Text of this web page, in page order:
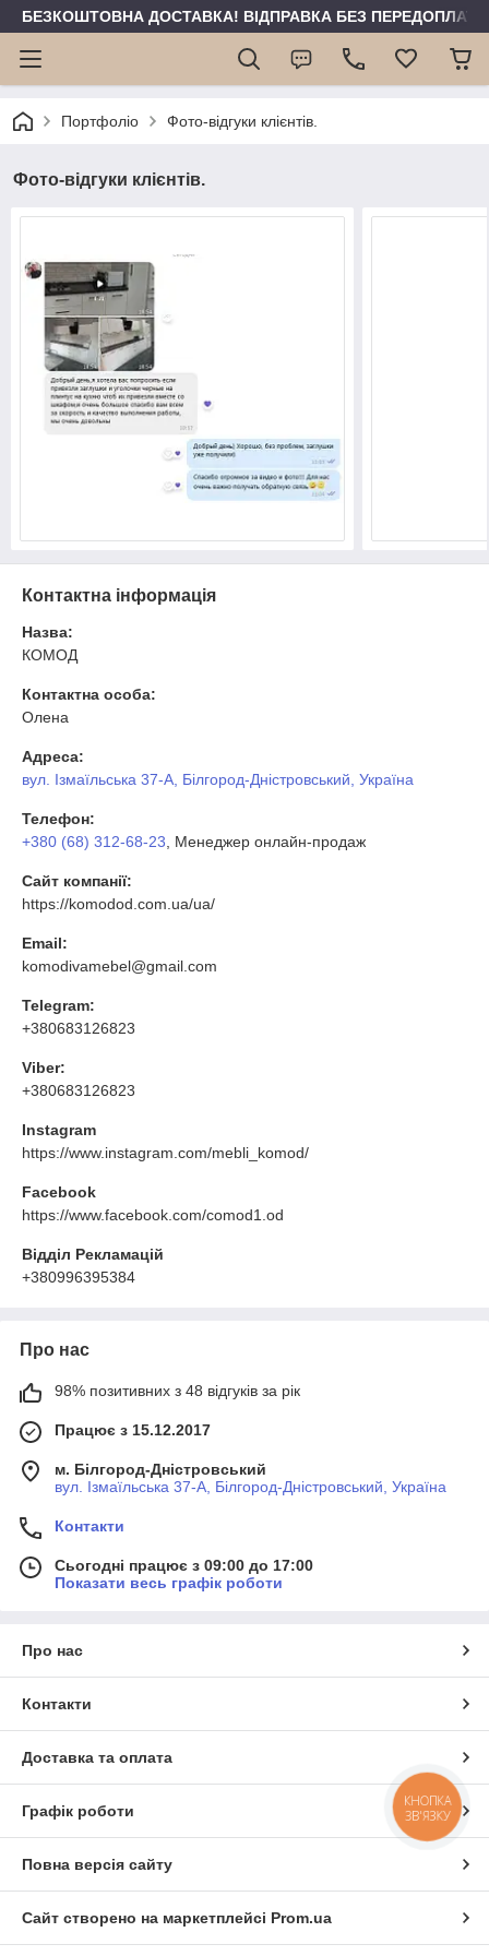
БЕЗКОШТОВНА ДОСТАВКА! ВІДПРАВКА БЕЗ ПЕРЕДОПЛАТИ
Портфоліо Фото-відгуки клієнтів.
Фото-відгуки клієнтів.
Контактна інформація
Назва:
КОМОД
Контактна особа:
Олена
Адреса:
вул. Ізмаїльська 37-А, Білгород-Дністровський, Україна
Телефон:
+380 (68) 312-68-23 , Менеджер онлайн-продаж
Сайт компанії:
https://komodod.com.ua/ua/
Email:
komodivamebel@gmail.com
Telegram:
+380683126823
Viber:
+380683126823
Instagram
https://www.instagram.com/mebli_komod/
Facebook
https://www.facebook.com/comod1.od
Відділ Рекламацій
+380996395384
Про нас
98% позитивних з 48 відгуків за рік
Працює з 15.12.2017
м. Білгород-Дністровський
вул. Ізмаїльська 37-А, Білгород-Дністровський, Україна
Контакти
Сьогодні працює з 09:00 до 17:00
Показати весь графік роботи
Про нас
Контакти
Доставка та оплата
Графік роботи
Повна версія сайту
Сайт створено на маркетплейсі Prom.ua
КНОПКА
ЗВ'ЯЗКУ